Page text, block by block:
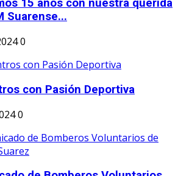
15 años con nuestra querida
Suarense...
0
con Pasión Deportiva
0